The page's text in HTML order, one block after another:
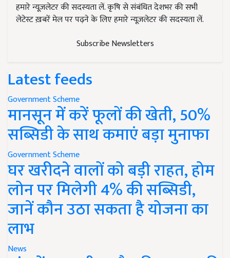
हमारे न्यूज़लेटर की सदस्यता लें. कृषि से संबंधित देशभर की सभी
लेटेस्ट ख़बरें मेल पर पढ़ने के लिए हमारे न्यूज़लेटर की सदस्यता लें.
Subscribe Newsletters
Latest feeds
Government Scheme
मानसून में करें फूलों की खेती, 50%
सब्सिडी के साथ कमाएं बड़ा मुनाफा
Government Scheme
घर खरीदने वालों को बड़ी राहत, होम
लोन पर मिलेगी 4% की सब्सिडी,
जानें कौन उठा सकता है योजना का
लाभ
News